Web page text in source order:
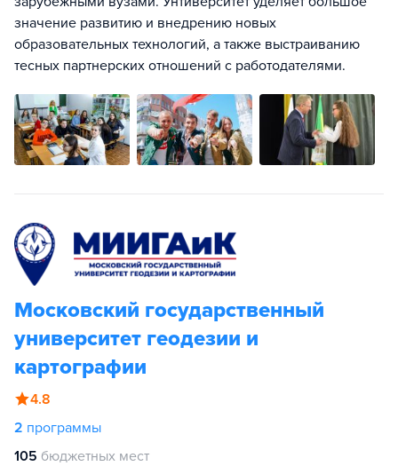
значение развитию и внедрению новых
образовательных технологий, а также выстраиванию
тесных партнерских отношений с работодателями.
Московский государственный
университет геодезии и
картографии
4.8
2 программы
105 бюджетных мест